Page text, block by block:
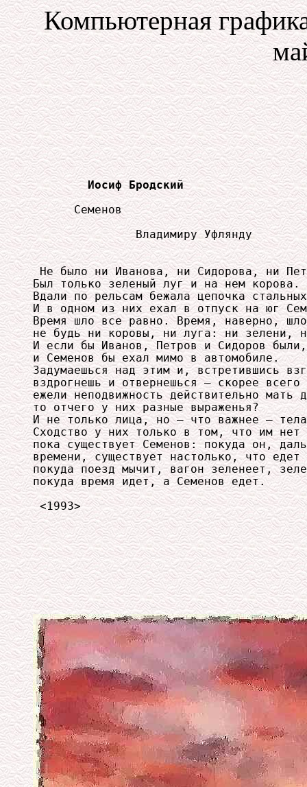
Компьютерная
	Иосиф Бродский
      Семенов
               Владимиру Уфлянду
Не было ни Иванова, ни Сидорова, ни
Был только зеленый луг и на нем корова.
Вдали по рельсам бежала цепочка
И в одном из них ехал в отпуск на юг
Время шло все равно. Время, наверно,
не будь ни коровы, ни луга: ни зелени,
И если бы Иванов, Петров и Сидоров были,
и Семенов бы ехал мимо в автомобиле.
Задумаешься над этим и, встретившись
вздрогнешь и отвернешься — скорее
ежели неподвижность действительно мать
то отчего у них разные выраженья?
И не только лица, но — что важнее —
Сходство у них только в том, что им нет
пока существует Семенов: покуда он,
времени, существует настолько, что
покуда поезд мычит, вагон зеленеет,
покуда время идет, а Семенов едет.
<1993>